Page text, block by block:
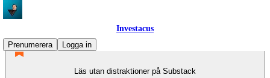
Investacus
Prenumerera
Logga in
Läs utan distraktioner på Substack